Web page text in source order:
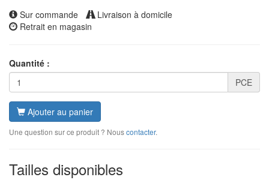
Sur commande
Livraison à domicile
Retrait en magasin
Quantité :
PCE
Ajouter au panier
Une question sur ce produit ? Nouscontacter.
Tailles disponibles